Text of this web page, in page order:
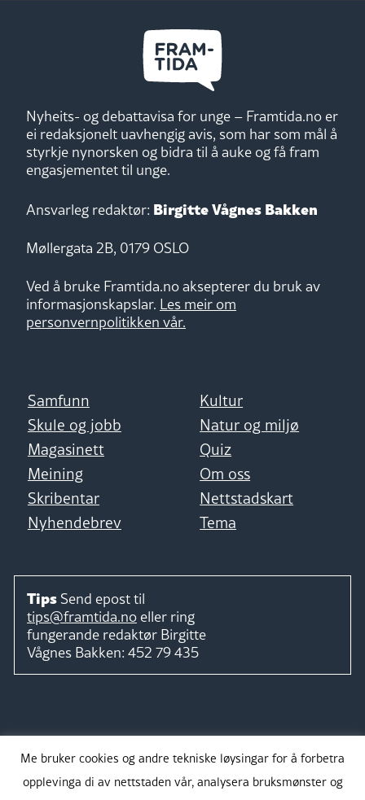
Nyheits- og debattavisa for unge – Framtida.no er
ei redaksjonelt uavhengig avis, som har som mål å
styrkje nynorsken og bidra til å auke og få fram
engasjementet til unge.
Ansvarleg redaktør: Birgitte Vågnes Bakken
Møllergata 2B, 0179 OSLO
Ved å bruke Framtida.no aksepterer du bruk av
informasjonskapslar. Les meir om
personvernpolitikken vår.
Samfunn
Kultur
Skule og jobb
Natur og miljø
Magasinett
Quiz
Meining
Om oss
Skribentar
Nettstadskart
Nyhendebrev
Tema
Tips Send epost til
tips@framtida.no eller ring
fungerande redaktør Birgitte
Vågnes Bakken: 452 79 435
Me bruker cookies og andre tekniske løysingar for å forbetra
opplevinga di av nettstaden vår, analysera bruksmønster og